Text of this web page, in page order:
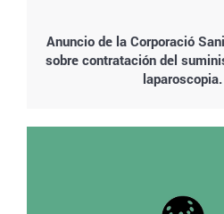
Anuncio de la Corporació
sobre contratación del
laparoscopia.